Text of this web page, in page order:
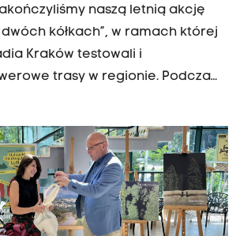
naszą letnią akcję
dwóch kółkach”, w ramach której
Kraków testowali i
trasy w regionie. Podczas
praktycznymi